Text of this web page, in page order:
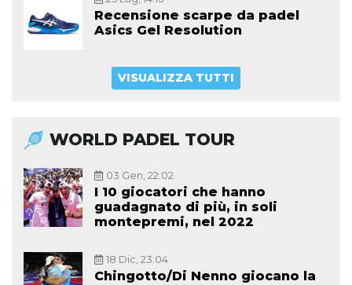
Recensione scarpe da padel
Asics Gel Resolution
VISUALIZZA TUTTI
WORLD PADEL TOUR
03 Gen, 22:02
I 10 giocatori che hanno
guadagnato di più, in soli
montepremi, nel 2022
18 Dic, 23:04
Chingotto/Di Nenno giocano la